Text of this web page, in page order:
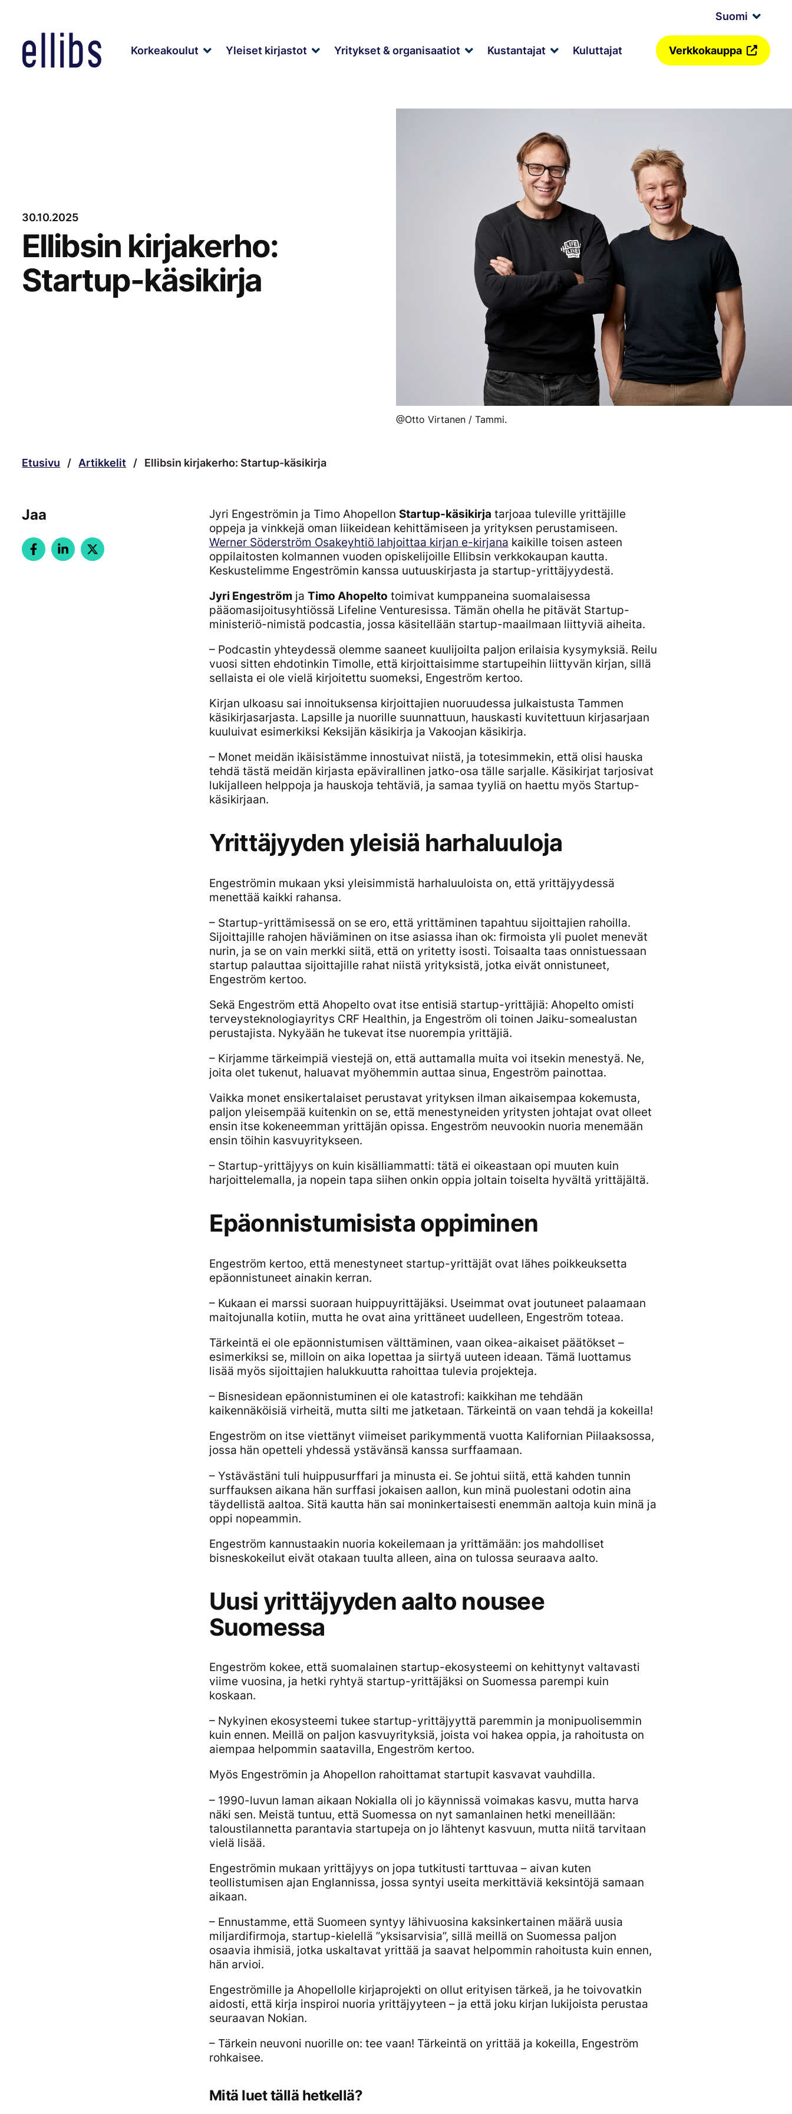
Suomi
menu
Korkeakoulut
ExpandYleiset kirjastot
Expand
Yritykset & organisaatiot
ExpandKustantajat
ExpandKuluttajat Verkkokauppa
30.10.2025
Ellibsin kirjakerho:
Startup-käsikirja
@Otto Virtanen / Tammi.
Etusivu / Artikkelit / Ellibsin kirjakerho: Startup-käsikirja
Jyri Engeströmin ja Timo Ahopellon Startup-käsikirja tarjoaa tuleville yrittäjille
oppeja ja vinkkejä oman liikeidean kehittämiseen ja yrityksen perustamiseen.
Werner Söderström Osakeyhtiö lahjoittaa kirjan e-kirjana kaikille toisen asteen
oppilaitosten kolmannen vuoden opiskelijoille Ellibsin verkkokaupan kautta.
Keskustelimme Engeströmin kanssa uutuuskirjasta ja startup-yrittäjyydestä.
Jyri Engeströmja Timo Ahopelto toimivat kumppaneina suomalaisessa
pääomasijoitusyhtiössä Lifeline Venturesissa. Tämän ohella he pitävät Startup-
ministeriö-nimistä podcastia, jossa käsitellään startup-maailmaan liittyviä aiheita.
– Podcastin yhteydessä olemme saaneet kuulijoilta paljon erilaisia kysymyksiä. Reilu
vuosi sitten ehdotinkin Timolle, että kirjoittaisimme startupeihin liittyvän kirjan, sillä
sellaista ei ole vielä kirjoitettu suomeksi, Engeström kertoo.
Kirjan ulkoasu sai innoituksensa kirjoittajien nuoruudessa julkaistusta Tammen
käsikirjasarjasta. Lapsille ja nuorille suunnattuun, hauskasti kuvitettuun kirjasarjaan
kuuluivat esimerkiksi Keksijän käsikirja ja Vakoojan käsikirja.
– Monet meidän ikäisistämme innostuivat niistä, ja totesimmekin, että olisi hauska
tehdä tästä meidän kirjasta epävirallinen jatko-osa tälle sarjalle. Käsikirjat tarjosivat
lukijalleen helppoja ja hauskoja tehtäviä, ja samaa tyyliä on haettu myös Startup-
käsikirjaan.
Yrittäjyyden yleisiä harhaluuloja
Engeströmin mukaan yksi yleisimmistä harhaluuloista on, että yrittäjyydessä
menettää kaikki rahansa.
– Startup-yrittämisessä on se ero, että yrittäminen tapahtuu sijoittajien rahoilla.
Sijoittajille rahojen häviäminen on itse asiassa ihan ok: firmoista yli puolet menevät
nurin, ja se on vain merkki siitä, että on yritetty isosti. Toisaalta taas onnistuessaan
startup palauttaa sijoittajille rahat niistä yrityksistä, jotka eivät onnistuneet,
Engeström kertoo.
Sekä Engeström että Ahopelto ovat itse entisiä startup-yrittäjiä: Ahopelto omisti
terveysteknologiayritys CRF Healthin, ja Engeström oli toinen Jaiku-somealustan
perustajista. Nykyään he tukevat itse nuorempia yrittäjiä.
– Kirjamme tärkeimpiä viestejä on, että auttamalla muita voi itsekin menestyä. Ne,
joita olet tukenut, haluavat myöhemmin auttaa sinua, Engeström painottaa.
Vaikka monet ensikertalaiset perustavat yrityksen ilman aikaisempaa kokemusta,
paljon yleisempää kuitenkin on se, että menestyneiden yritysten johtajat ovat olleet
ensin itse kokeneemman yrittäjän opissa. Engeström neuvookin nuoria menemään
ensin töihin kasvuyritykseen.
– Startup-yrittäjyys on kuin kisälliammatti: tätä ei oikeastaan opi muuten kuin
harjoittelemalla, ja nopein tapa siihen onkin oppia joltain toiselta hyvältä yrittäjältä.
Epäonnistumisista oppiminen
Engeström kertoo, että menestyneet startup-yrittäjät ovat lähes poikkeuksetta
epäonnistuneet ainakin kerran.
– Kukaan ei marssi suoraan huippuyrittäjäksi. Useimmat ovat joutuneet palaamaan
maitojunalla kotiin, mutta he ovat aina yrittäneet uudelleen, Engeström toteaa.
Tärkeintä ei ole epäonnistumisen välttäminen, vaan oikea-aikaiset päätökset –
esimerkiksi se, milloin on aika lopettaa ja siirtyä uuteen ideaan. Tämä luottamus
lisää myös sijoittajien halukkuutta rahoittaa tulevia projekteja.
– Bisnesidean epäonnistuminen ei ole katastrofi: kaikkihan me tehdään
kaikennäköisiä virheitä, mutta silti me jatketaan. Tärkeintä on vaan tehdä ja kokeilla!
Engeström on itse viettänyt viimeiset parikymmentä vuotta Kalifornian Piilaaksossa,
jossa hän opetteli yhdessä ystävänsä kanssa surffaamaan.
– Ystävästäni tuli huippusurffari ja minusta ei. Se johtui siitä, että kahden tunnin
surffauksen aikana hän surffasi jokaisen aallon, kun minä puolestani odotin aina
täydellistä aaltoa. Sitä kautta hän sai moninkertaisesti enemmän aaltoja kuin minä ja
oppi nopeammin.
Engeström kannustaakin nuoria kokeilemaan ja yrittämään: jos mahdolliset
bisneskokeilut eivät otakaan tuulta alleen, aina on tulossa seuraava aalto.
Uusi yrittäjyyden aalto nousee
Suomessa
Engeström kokee, että suomalainen startup-ekosysteemi on kehittynyt valtavasti
viime vuosina, ja hetki ryhtyä startup-yrittäjäksi on Suomessa parempi kuin
koskaan.
– Nykyinen ekosysteemi tukee startup-yrittäjyyttä paremmin ja monipuolisemmin
kuin ennen. Meillä on paljon kasvuyrityksiä, joista voi hakea oppia, ja rahoitusta on
aiempaa helpommin saatavilla, Engeström kertoo.
Myös Engeströmin ja Ahopellon rahoittamat startupit kasvavat vauhdilla.
– 1990-luvun laman aikaan Nokialla oli jo käynnissä voimakas kasvu, mutta harva
näki sen. Meistä tuntuu, että Suomessa on nyt samanlainen hetki meneillään:
taloustilannetta parantavia startupeja on jo lähtenyt kasvuun, mutta niitä tarvitaan
vielä lisää.
Engeströmin mukaan yrittäjyys on jopa tutkitusti tarttuvaa – aivan kuten
teollistumisen ajan Englannissa, jossa syntyi useita merkittäviä keksintöjä samaan
aikaan.
– Ennustamme, että Suomeen syntyy lähivuosina kaksinkertainen määrä uusia
miljardifirmoja, startup-kielellä ”yksisarvisia”, sillä meillä on Suomessa paljon
osaavia ihmisiä, jotka uskaltavat yrittää ja saavat helpommin rahoitusta kuin ennen,
hän arvioi.
Engeströmille ja Ahopellolle kirjaprojekti on ollut erityisen tärkeä, ja he toivovatkin
aidosti, että kirja inspiroi nuoria yrittäjyyteen – ja että joku kirjan lukijoista perustaa
seuraavan Nokian.
– Tärkein neuvoni nuorille on: tee vaan! Tärkeintä on yrittää ja kokeilla, Engeström
rohkaisee.
Mitä luet tällä hetkellä?
Jaa